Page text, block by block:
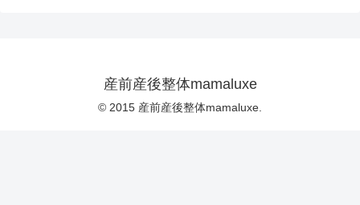
産前産後整体mamaluxe
© 2015 産前産後整体mamaluxe.